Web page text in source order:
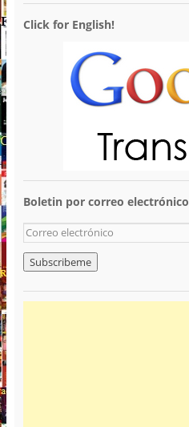
Click for English!
Boletin por correo electrónico